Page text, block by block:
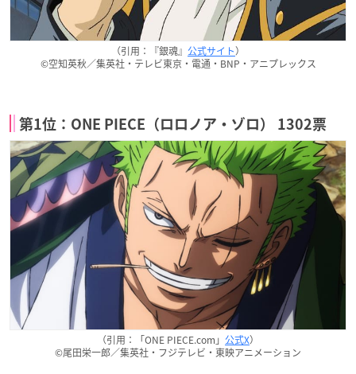
（引用：『銀魂』 公式サイト）
©空知英秋／集英社・テレビ東京・電通・BNP・アニプレックス
第1位：ONE PIECE（ロロノア・ゾロ） 1302票
（引用：「ONE PIECE.com」 公式X）
©尾田栄一郎／集英社・フジテレビ・東映アニメーション